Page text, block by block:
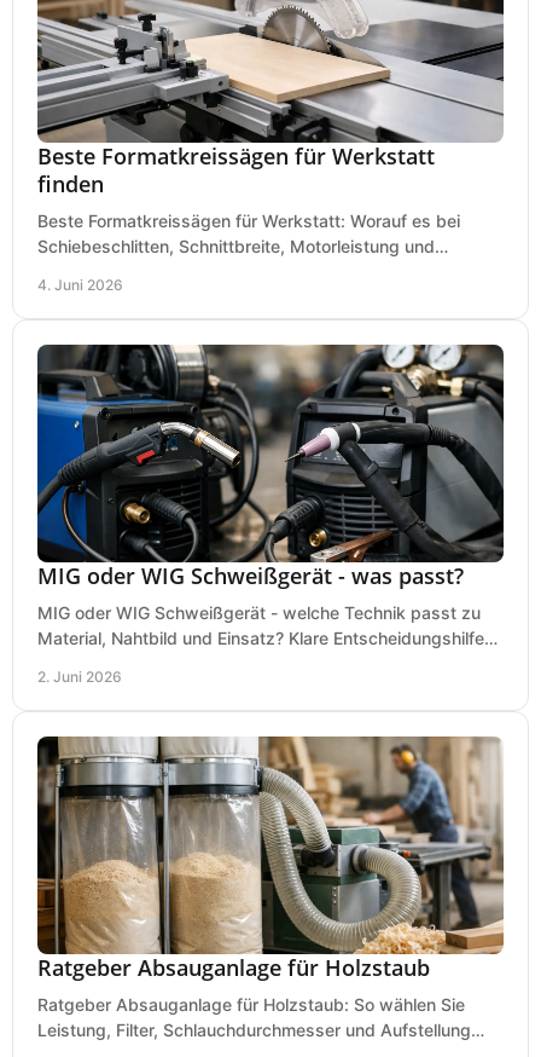
Beste Formatkreissägen für Werkstatt
finden
Beste Formatkreissägen für Werkstatt: Worauf es bei
Schiebeschlitten, Schnittbreite, Motorleistung und
4. Juni 2026
MIG oder WIG Schweißgerät - was passt?
MIG oder WIG Schweißgerät - welche Technik passt zu
Material, Nahtbild und Einsatz? Klare Entscheidungshilfe
2. Juni 2026
Ratgeber Absauganlage für Holzstaub
Ratgeber Absauganlage für Holzstaub: So wählen Sie
Leistung, Filter, Schlauchdurchmesser und Aufstellung